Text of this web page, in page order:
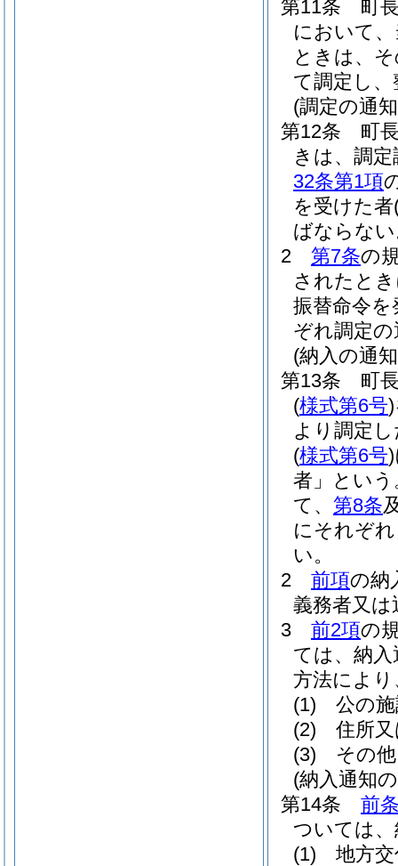
第11条
町
において
ときは、
て調定し
(調定の通
第12条
町
きは、調
32条第1項
を受けた者
ばならな
2
第7条の
されたと
振替命令
ぞれ調定
(納入の通
第13条
町
(様式第6号)
より調定
(様式第6号)
者」という
て、 第8条
にそれぞ
い。
2
前項の納
義務者又
3
前2項の
ては、納入
方法によ
(1)
公の
(2)
住所
(3)
その
(納入通知
第14条
前
ついては
(1)
地方